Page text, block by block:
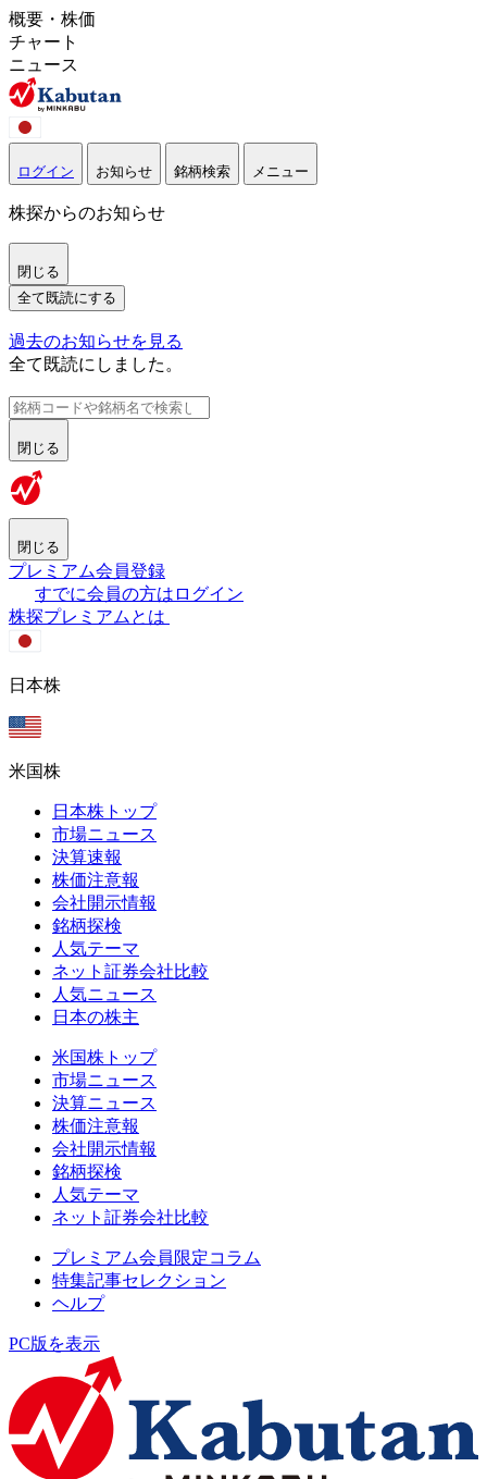
概要・株価
チャート
ニュース
ログイン お知らせ 銘柄検索 メニュー
株探からのお知らせ
閉じる
全て既読にする
過去のお知らせを見る
全て既読にしました。
閉じる
閉じる
プレミアム会員登録
すでに会員の方はログイン
株探プレミアムとは
日本株
米国株
日本株トップ
市場ニュース
決算速報
株価注意報
会社開示情報
銘柄探検
人気テーマ
ネット証券会社比較
人気ニュース
日本の株主
米国株トップ
市場ニュース
決算ニュース
株価注意報
会社開示情報
銘柄探検
人気テーマ
ネット証券会社比較
プレミアム会員限定コラム
特集記事セレクション
ヘルプ
PC版を表示